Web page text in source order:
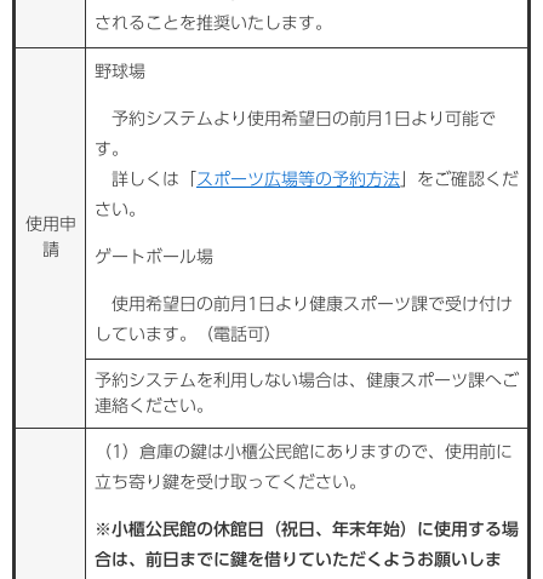
されることを推奨いたします。
使用申
請
野球場
予約システムより使用希望日の前月1日より可能で
す。
詳しくは「 スポーツ広場等の予約方法 」をご確認くだ
さい。
ゲートボール場
使用希望日の前月1日より健康スポーツ課で受け付け
しています。（電話可）
予約システムを利用しない場合は、健康スポーツ課へご
連絡ください。
（1）倉庫の鍵は小櫃公民館にありますので、使用前に
立ち寄り鍵を受け取ってください。
※小櫃公民館の休館日（祝日、年末年始）に使用する場
合は、前日までに鍵を借りていただくようお願いしま